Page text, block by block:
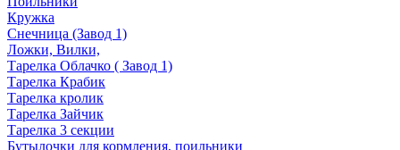
Кружка
Снечница (Завод 1)
Ложки, Вилки,
Тарелка Облачко ( Завод 1)
Тарелка Крабик
Тарелка кролик
Тарелка Зайчик
Тарелка 3 секции
Бутылочки для кормления, поильники